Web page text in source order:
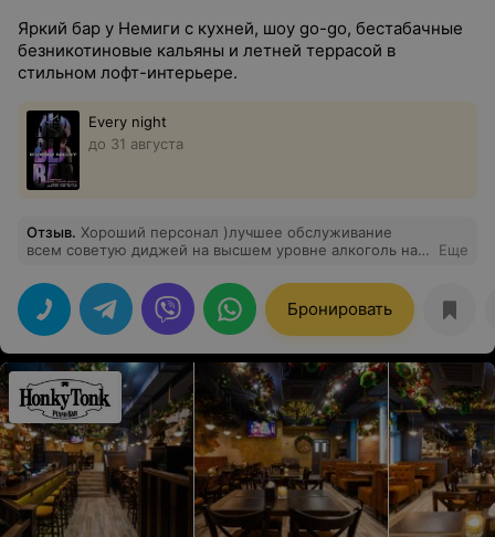
Яркий бар у Немиги с кухней, шоу go-go, бестабачные
безникотиновые кальяны и летней террасой в
стильном лофт-интерьере.
Every night
до 31 августа
Отзыв. Хороший персонал )лучшее обслуживание
всем советую диджей на высшем уровне алкоголь на
бла бар качает ) атмосфера та самая для того чтобы
расслабиться выпить покурить кальян за баром или на
террасе )
Еще
Бронировать